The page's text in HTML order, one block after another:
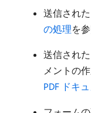
送信され
の処理を参
送信され
メントの
PDF ドキ